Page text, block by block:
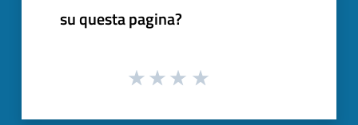
su questa pagina?